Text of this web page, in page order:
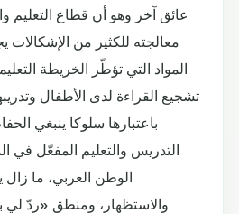
عائق آخر وهو أن قطاع التعليم
معالجته للكثير من
المواد التي تؤطّر الخريطة
تشجيع القراءة لدى الأطفال
باعتبارها سلوكا ينبغي
التدريس والتعليم المفعّل في
الوطن العربي، ما
والاستظهار، ومنطق «ردّ لي